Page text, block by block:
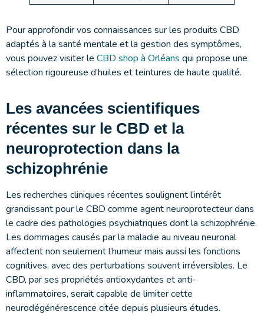
Pour approfondir vos connaissances sur les produits CBD
adaptés à la santé mentale et la gestion des symptômes,
vous pouvez visiter le CBD shop à Orléans qui propose une
sélection rigoureuse d’huiles et teintures de haute qualité.
Les avancées scientifiques
récentes sur le CBD et la
neuroprotection dans la
schizophrénie
Les recherches cliniques récentes soulignent l’intérêt
grandissant pour le CBD comme agent neuroprotecteur dans
le cadre des pathologies psychiatriques dont la schizophrénie.
Les dommages causés par la maladie au niveau neuronal
affectent non seulement l’humeur mais aussi les fonctions
cognitives, avec des perturbations souvent irréversibles. Le
CBD, par ses propriétés antioxydantes et anti-
inflammatoires, serait capable de limiter cette
neurodégénérescence citée depuis plusieurs études.